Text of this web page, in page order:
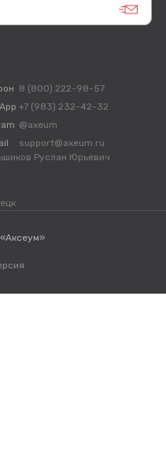
8 (800) 222-98-57
+7 (983) 232-42-32
@axeum
support@axeum.ru
Руслан Юрьевич